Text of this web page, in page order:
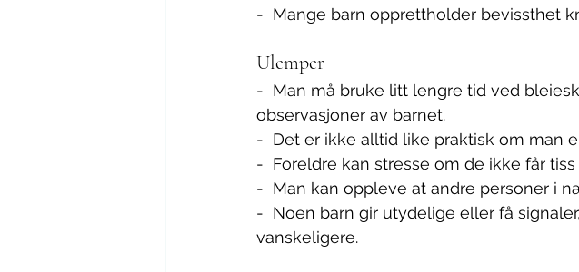
-  Mange barn opprettholder bevissthet
Ulemper
-  Man må bruke litt lengre tid ved
observasjoner av barnet.
-  Det er ikke alltid like praktisk om man
-  Foreldre kan stresse om de ikke får
-  Man kan oppleve at andre personer i
-  Noen barn gir utydelige eller få
vanskeligere.